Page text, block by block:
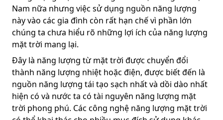
Nam nữa nhưng việc sử dụng nguồn năng lượng
này vào các gia đình còn rất hạn chế vì phần lớn
chúng ta chưa hiểu rõ những lợi ích của năng lượng
mặt trời mang lại.
Đây là năng lượng từ mặt trời được chuyển đổi
thành năng lượng nhiệt hoặc điện, được biết đến là
nguồn năng lượng tái tạo sạch nhất và dồi dào nhất
hiện có và nước ta có tài nguyên năng lượng mặt
trời phong phú. Các công nghệ năng lượng mặt trời